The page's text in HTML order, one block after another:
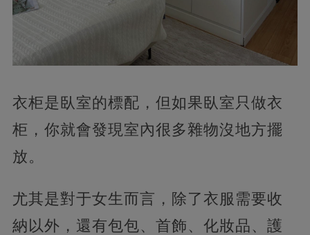
衣柜是臥室的標配，但如果臥室只做衣
柜，你就會發現室內很多雜物沒地方擺
放。
尤其是對于女生而言，除了衣服需要收
納以外，還有包包、首飾、化妝品、護